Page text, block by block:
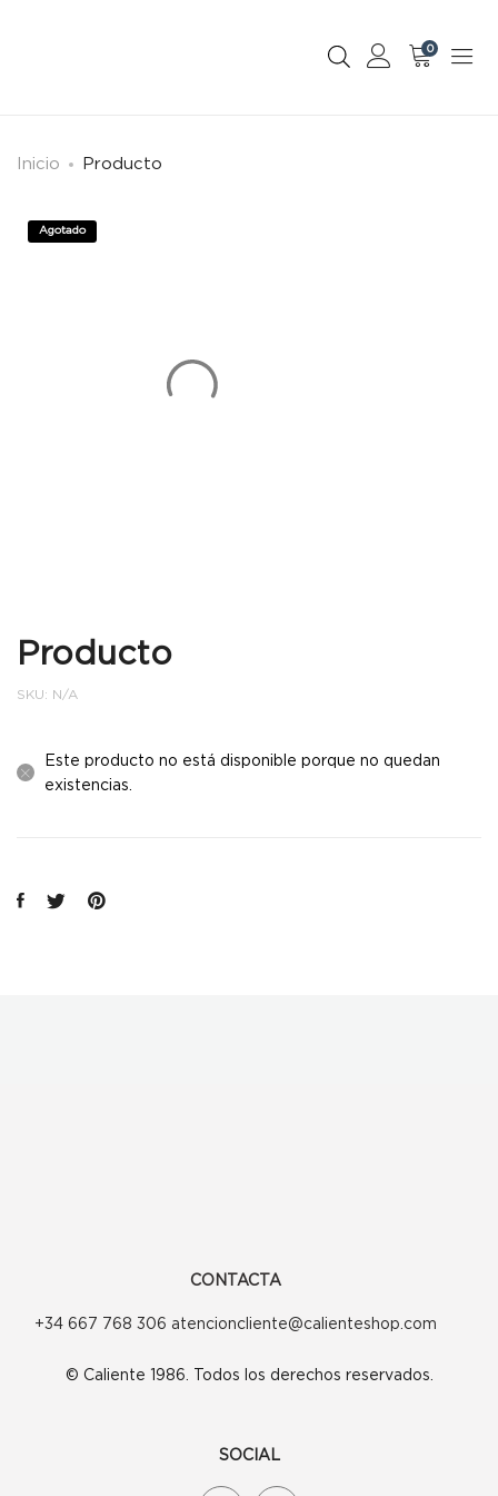
0
Inicio Producto
Agotado
Producto
SKU: N/A
Este producto no está disponible porque no quedan
existencias.
CONTACTA
+34 667 768 306 atencioncliente@calienteshop.com
© Caliente 1986. Todos los derechos reservados.
SOCIAL